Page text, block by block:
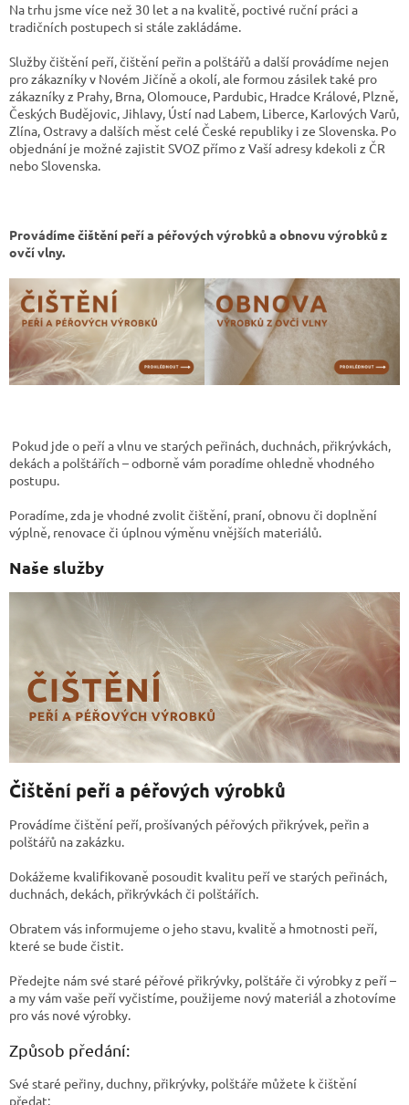
Na trhu jsme více než 30 let a na kvalitě, poctivé ruční práci a
tradičních postupech si stále zakládáme.
Služby čištění peří, čištění peřin a polštářů a další provádíme nejen
pro zákazníky v Novém Jičíně a okolí, ale formou zásilek také pro
zákazníky z Prahy, Brna, Olomouce, Pardubic, Hradce Králové, Plzně,
Českých Budějovic, Jihlavy, Ústí nad Labem, Liberce, Karlových Varů,
Zlína, Ostravy a dalších měst celé České republiky i ze Slovenska. Po
objednání je možné zajistit SVOZ přímo z Vaší adresy kdekoli z ČR
nebo Slovenska.
Provádíme čištění peří a péřových výrobků a obnovu výrobků z
ovčí vlny.
Pokud jde o peří a vlnu ve starých peřinách, duchnách, přikrývkách,
dekách a polštářích – odborně vám poradíme ohledně vhodného
postupu.
Poradíme, zda je vhodné zvolit čištění, praní, obnovu či doplnění
výplně, renovace či úplnou výměnu vnějších materiálů.
Naše služby
Čištění peří a péřových výrobků
Provádíme čištění peří, prošívaných péřových přikrývek, peřin a
polštářů na zakázku.
Dokážeme kvalifikovaně posoudit kvalitu peří ve starých peřinách,
duchnách, dekách, přikrývkách či polštářích.
Obratem vás informujeme o jeho stavu, kvalitě a hmotnosti peří,
které se bude čistit.
Předejte nám své staré péřové přikrývky, polštáře či výrobky z peří –
a my vám vaše peří vyčistíme, použijeme nový materiál a zhotovíme
pro vás nové výrobky.
Způsob předání:
Své staré peřiny, duchny, přikrývky, polštáře můžete k čištění
předat: